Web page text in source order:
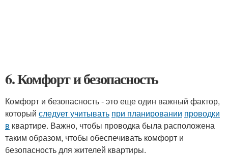
6. Комфорт и безопасность
Комфорт и безопасность - это еще один важный фактор,
который следует учитывать при планировании проводки
в квартире. Важно, чтобы проводка была расположена
таким образом, чтобы обеспечивать комфорт и
безопасность для жителей квартиры.